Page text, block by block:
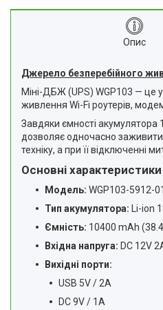
Опис
Джерело безперебійного
Міні-ДБЖ (UPS) WGP103 — це
живлення Wi-Fi роутерів,
Завдяки ємності
дозволяє одночасно заживити
техніку, а при її відключенні
Основні характеристики
Модель: WGP103-5912-01
Тип акумулятора: Li-ion
Ємність: 10400 mAh
Вхідна напруга: DC 12V
Вихідні порти:
USB 5V / 2A
DC 9V / 1A